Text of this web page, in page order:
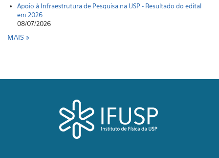
Apoio à Infraestrutura de Pesquisa na USP - Resultado do edital
em 2026
08/07/2026
MAIS